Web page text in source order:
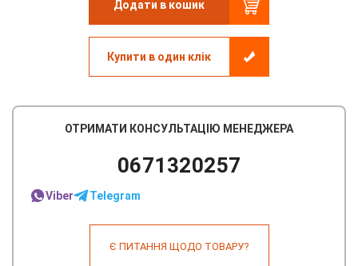
Додати в кошик
Купити в один клік
ОТРИМАТИ КОНСУЛЬТАЦІЮ МЕНЕДЖЕРА
0671320257
Viber Telegram
Є ПИТАННЯ ЩОДО ТОВАРУ?